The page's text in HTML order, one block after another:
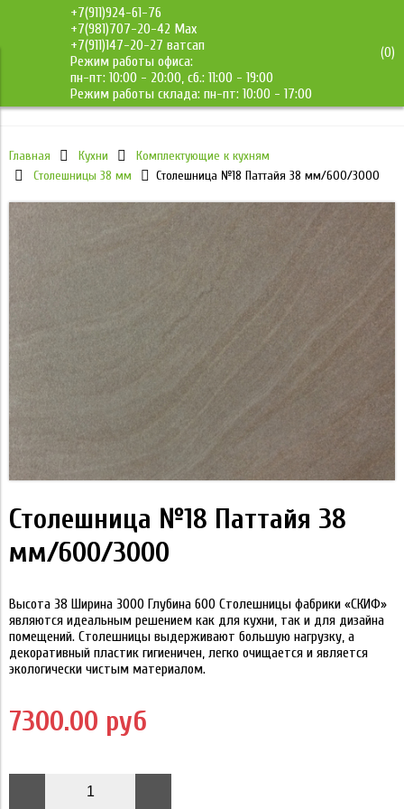
+7(911)924-61-76
+7(981)707-20-42 Max
+7(911)147-20-27 ватсап
Режим работы офиса:
пн-пт: 10:00 - 20:00, сб.: 11:00 - 19:00
Режим работы склада: пн-пт: 10:00 - 17:00
(0)
ДМС-Мебель
Главная Кухни
Комплектующие к кухням
Столешницы 38 мм
Столешница №18 Паттайя 38 мм/600/3000
Столешница №18 Паттайя 38
мм/600/3000
Высота 38 Ширина 3000 Глубина 600 Столешницы фабрики «СКИФ»
являются идеальным решением как для кухни, так и для дизайна
помещений. Столешницы выдерживают большую нагрузку, а
декоративный пластик гигиеничен, легко очищается и является
экологически чистым материалом.
7300.00 руб